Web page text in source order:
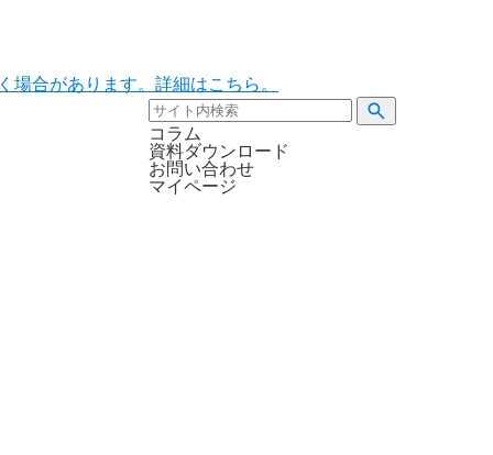
合があります。詳細はこちら。
コラム
資料ダウンロード
お問い合わせ
マイページ